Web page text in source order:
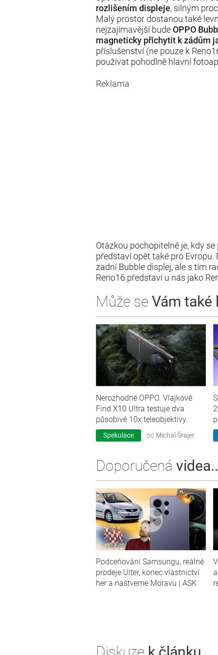
rozlišením displeje, silným
Malý prostor dostanou také
nejzajímavější budeOPPO
magneticky přichytit k zádům
příslušenství (ne pouze k
používat pohodlně hlavní
Reklama
Otázkou pochopitelně je, kdy
představí opět také pro
zadní Bubble displej, ale s tím
Reno16 představí u nás jako
Může se Vám také
Nerozhodné OPPO. Vlajkové
Find X10 Ultra testuje dva
působivé 10x teleobjektivy
Spekulace od Michal Šrajer
Doporučená
Podceňování Samsungu, reálné
prodeje Ulter, konec vlastnictví
her a naštveme Moravu | ASK